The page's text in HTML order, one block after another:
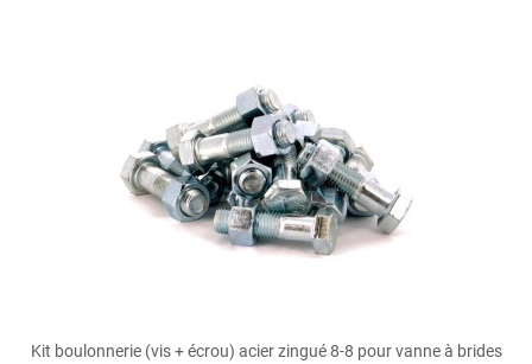
Kit boulonnerie (vis + écrou) acier zingué 8-8 pour vanne à brides